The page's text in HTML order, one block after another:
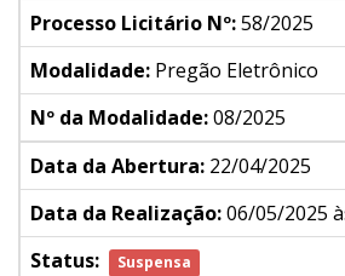
Processo Licitário Nº:58/2025
Modalidade: Pregão Eletrônico
Nº da Modalidade:08/2025
Data da Abertura: 22/04/2025
Data da Realização:06/05/2025
Status:
Suspensa